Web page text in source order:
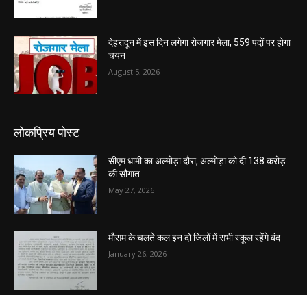
देहरादून में इस दिन लगेगा रोजगार मेला, 559 पदों पर होगा
चयन
August 5, 2026
लोकप्रिय पोस्ट
सीएम धामी का अल्मोड़ा दौरा, अल्मोड़ा को दी 138 करोड़
की सौगात
May 27, 2026
मौसम के चलते कल इन दो जिलों में सभी स्कूल रहेंगे बंद
January 26, 2026